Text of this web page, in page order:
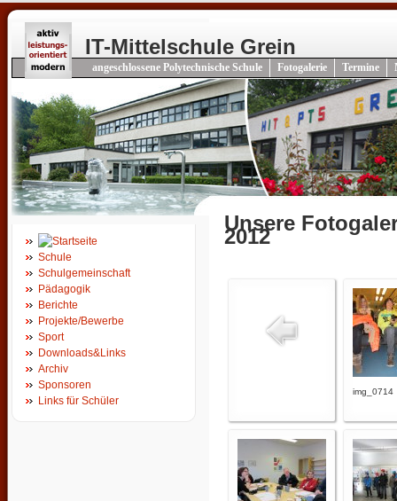
IT-Mittelschule Grein
angeschlossene Polytechnische Schule Fotogalerie Termine
Schule
Schulgemeinschaft
Pädagogik
Berichte
Projekte/Bewerbe
Sport
Downloads&Links
Archiv
Sponsoren
Links für Schüler
Unsere
2012
img_0714